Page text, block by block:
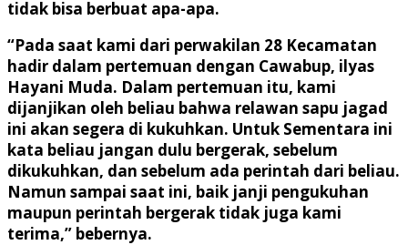
tidak bisa berbuat apa-apa.
“Pada saat kami dari perwakilan 28 Kecamatan
hadir dalam pertemuan dengan Cawabup, ilyas
Hayani Muda. Dalam pertemuan itu, kami
dijanjikan oleh beliau bahwa relawan sapu jagad
ini akan segera di kukuhkan. Untuk Sementara ini
kata beliau jangan dulu bergerak, sebelum
dikukuhkan, dan sebelum ada perintah dari beliau.
Namun sampai saat ini, baik janji pengukuhan
maupun perintah bergerak tidak juga kami
terima,” bebernya.